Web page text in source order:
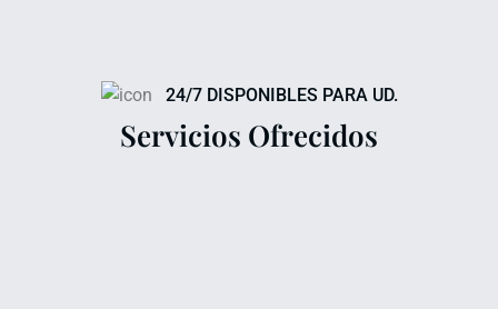
24/7 DISPONIBLES PARA UD.
Servicios Ofrecidos